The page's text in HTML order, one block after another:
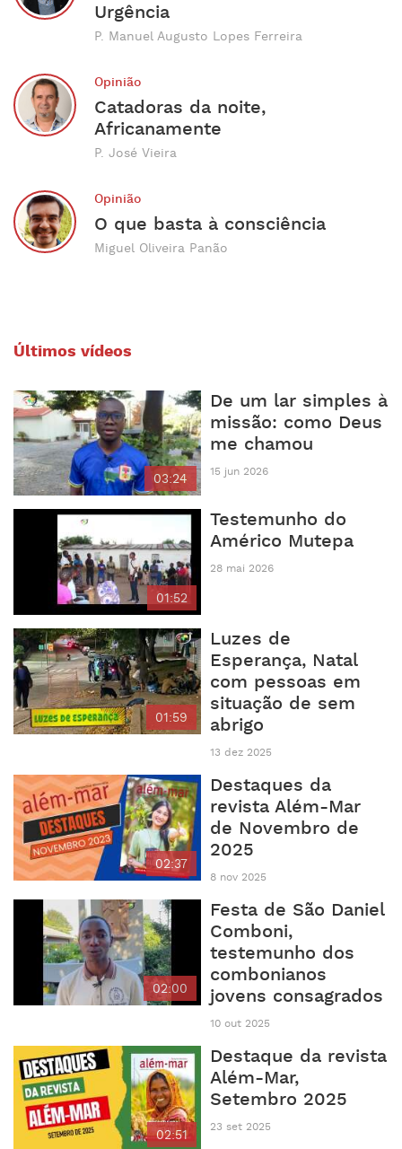
Urgência
P. Manuel Augusto Lopes Ferreira
Opinião
Catadoras da noite,
Africanamente
P. José Vieira
Opinião
O que basta à consciência
Miguel Oliveira Panão
Últimos vídeos
03:24
De um lar simples à
missão: como Deus
me chamou
15 jun 2026
01:52
Testemunho do
Américo Mutepa
28 mai 2026
01:59
Luzes de
Esperança, Natal
com pessoas em
situação de sem
abrigo
13 dez 2025
02:37
Destaques da
revista Além-Mar
de Novembro de
2025
8 nov 2025
02:00
Festa de São Daniel
Comboni,
testemunho dos
combonianos
jovens consagrados
10 out 2025
02:51
Destaque da revista
Além-Mar,
Setembro 2025
23 set 2025